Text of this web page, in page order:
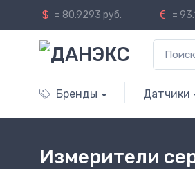
= 80.9293 руб. =
Бренды Датчики
Измерители